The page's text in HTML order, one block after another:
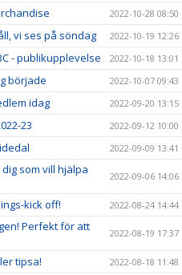
2022-10-28 08:50
vi ses på söndag 2022-10-19 12:26
- publikupplevelse 2022-10-18 13:01
började 2022-10-07 09:43
idag 2022-09-20 13:15
23 2022-09-12 10:00
2022-09-09 13:41
som vill hjälpa
2022-09-06 14:06
kick off! 2022-08-24 14:44
Perfekt för att
2022-08-19 17:37
tipsa! 2022-08-18 11:48